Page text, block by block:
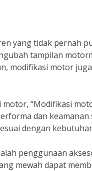
yang tidak pernah
tampilan
modifikasi motor
“Modifikasi
dan
dengan
penggunaan
mewah dapat